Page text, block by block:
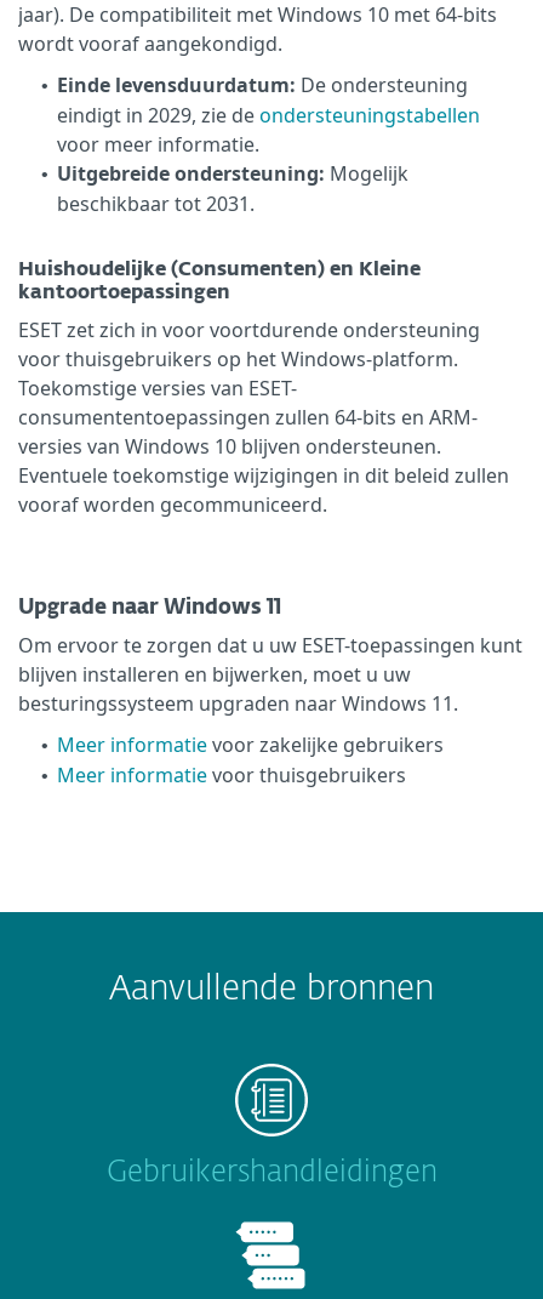
jaar). De compatibiliteit met Windows 10 met 64-bits
wordt vooraf aangekondigd.
• Einde levensduurdatum: De ondersteuning
eindigt in 2029, zie deondersteuningstabellen
voor meer informatie.
• Uitgebreide ondersteuning: Mogelijk
beschikbaar tot 2031.
Huishoudelijke (Consumenten) en Kleine
kantoortoepassingen
ESET zet zich in voor voortdurende ondersteuning
voor thuisgebruikers op het Windows-platform.
Toekomstige versies van ESET-
consumententoepassingen zullen 64-bits en ARM-
versies van Windows 10 blijven ondersteunen.
Eventuele toekomstige wijzigingen in dit beleid zullen
vooraf worden gecommuniceerd.
Upgrade naar Windows 11
Om ervoor te zorgen dat u uw ESET-toepassingen kunt
blijven installeren en bijwerken, moet u uw
besturingssysteem upgraden naar Windows 11.
• Meer informatievoor zakelijke gebruikers
• Meer informatievoor thuisgebruikers
Aanvullende bronnen
Gebruikershandleidingen